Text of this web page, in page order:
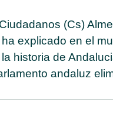
(Cs)
explicado en el
historia de
andaluz